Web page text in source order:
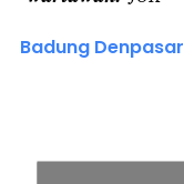
Badung Denpasar